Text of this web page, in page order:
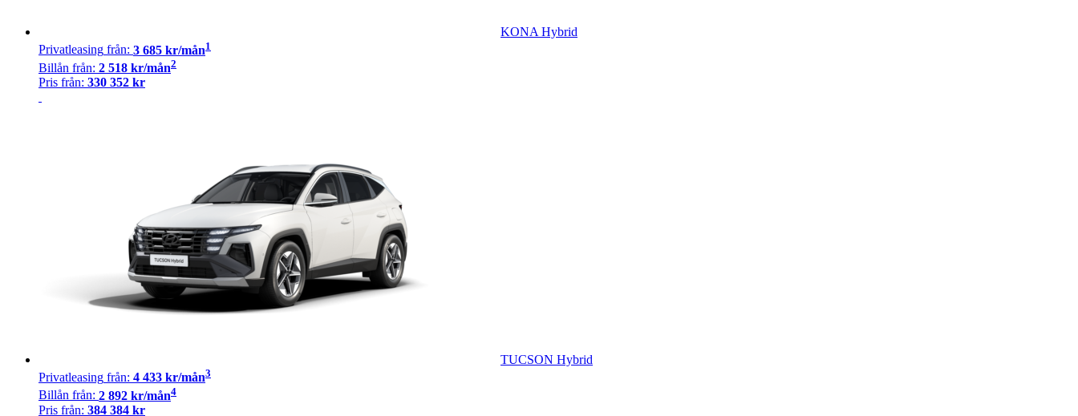
KONA Hybrid
Privatleasing från: 3 685 kr/mån1
Billån från: 2 518 kr/mån2
Pris från: 330 352 kr
TUCSON Hybrid
Privatleasing från: 4 433 kr/mån3
Billån från: 2 892 kr/mån4
Pris från: 384 384 kr